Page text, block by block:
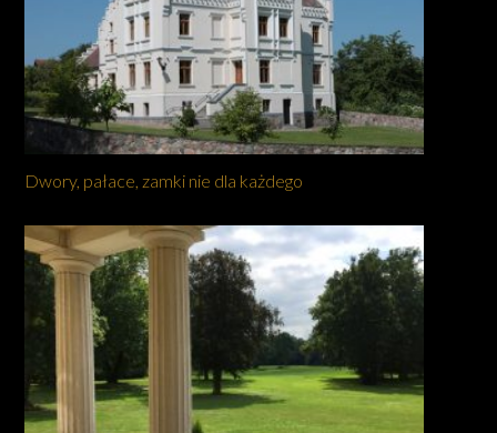
Dwory, pałace, zamki nie dla każdego